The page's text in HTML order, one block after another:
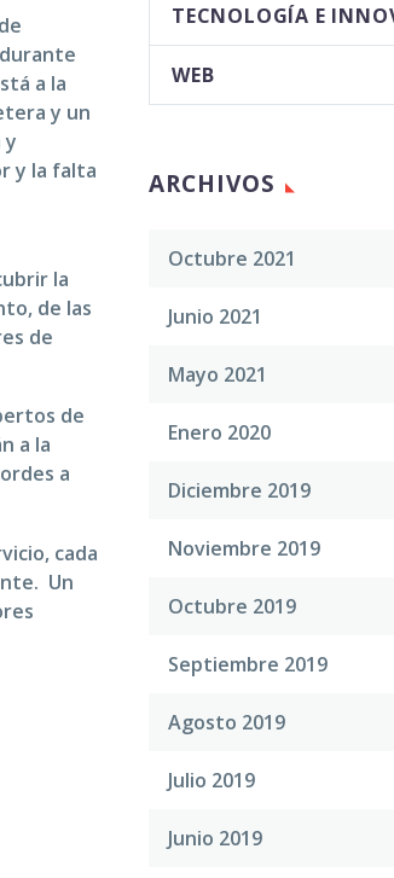
a la
y un
y
y la falta
la
de las
de
de
a la
a
cada
Un
TECNOLOGÍA E
WEB
ARCHIVOS
Octubre 2021
Junio 2021
Mayo 2021
Enero 2020
Diciembre 2019
Noviembre 2019
Octubre 2019
Septiembre 2019
Agosto 2019
Julio 2019
Junio 2019